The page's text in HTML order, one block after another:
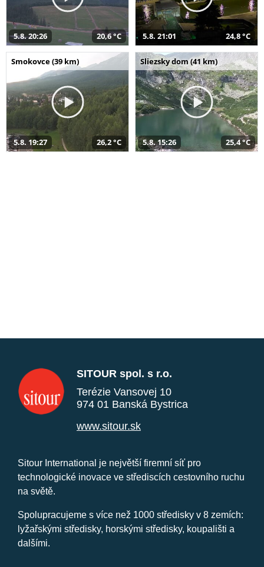
5.8. 20:26 20,6 °C 5.8. 21:01 24,8 °C
Smokovce (39 km)
5.8. 19:27 26,2 °C
Sliezsky dom (41 km)
5.8. 15:26 25,4 °C
SITOUR spol. s r.o.
Terézie Vansovej 10
974 01 Banská Bystrica
www.sitour.sk
Sitour International je největší firemní síť pro
technologické inovace ve střediscích cestovního ruchu
na světě.
Spolupracujeme s více než 1000 středisky v 8 zemích:
lyžařskými středisky, horskými středisky, koupališti a
dalšími.